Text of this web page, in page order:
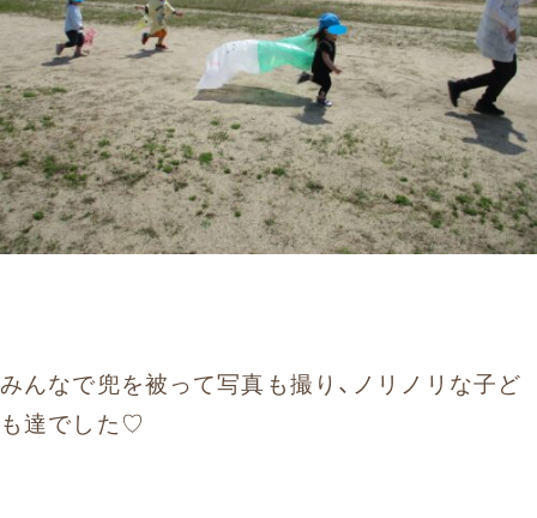
みんなで兜を被って写真も撮り、ノリノリな子ど
も達でした♡